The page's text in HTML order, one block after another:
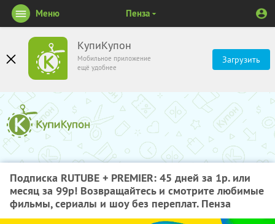
КупиКупон
Мобильное приложение
ещё удобнее
Загрузить
Меню Пенза
Подписка RUTUBE + PREMIER: 45 дней за 1р. или
месяц за 99р! Возвращайтесь и смотрите любимые
фильмы, сериалы и шоу без переплат. Пенза